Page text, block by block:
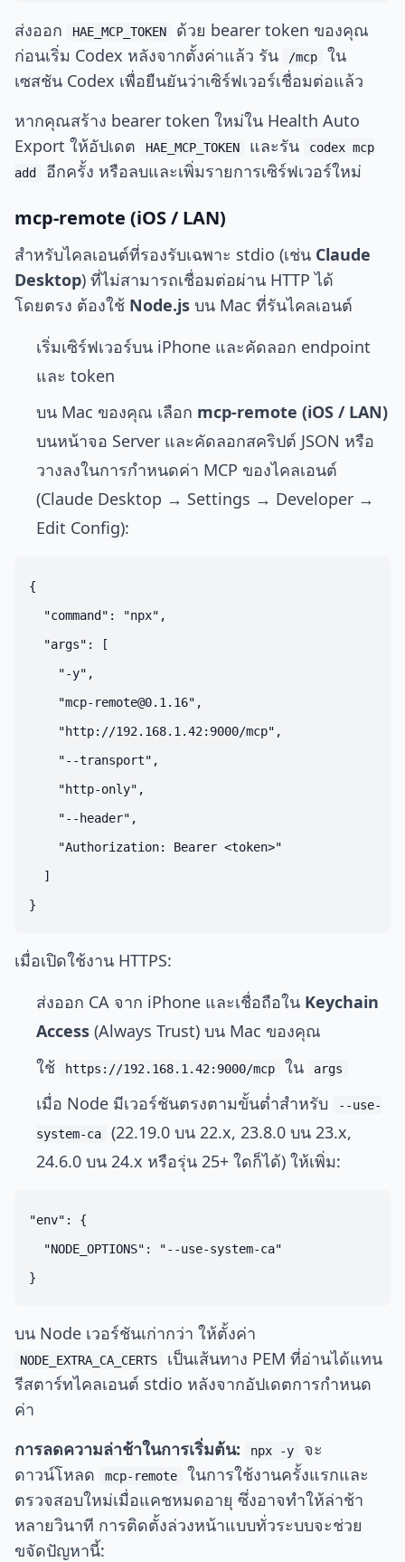
ส่งออก HAE_MCP_TOKEN
ด้วย bearer token ของคุณ
ก่อนเริ่ม Codex หลังจากตั้งค่าแล้ว รัน
/mcp
ใน
เซสชัน Codex เพื่อยืนยันว่าเซิร์ฟเวอร์เชื่อมต่อแล้ว
หากคุณสร้าง bearer token ใหม่ใน Health Auto
Export ให้อัปเดต
HAE_MCP_TOKEN และรัน
codex mcp
add
อีกครั้ง หรือลบและเพิ่มรายการเซิร์ฟเวอร์ใหม่
mcp-remote (iOS / LAN)
สำหรับไคลเอนต์ที่รองรับเฉพาะ stdio (เช่น Claude
Desktop) ที่ไม่สามารถเชื่อมต่อผ่าน HTTP ได้
โดยตรง ต้องใช้ Node.js บน Mac ที่รันไคลเอนต์
เริ่มเซิร์ฟเวอร์บน iPhone และคัดลอก endpoint
และ token
บน Mac ของคุณ เลือก mcp-remote (iOS / LAN)
บนหน้าจอ Server และคัดลอกสคริปต์ JSON หรือ
วางลงในการกำหนดค่า MCP ของไคลเอนต์
(Claude Desktop → Settings → Developer →
Edit Config):
{
  "command": "npx",
  "args": [
    "-y",
    "mcp-remote@0.1.16",
    "http://192.168.1.42:9000/mcp",
    "--transport",
    "http-only",
    "--header",
    "Authorization: Bearer <token>"
  ]
เมื่อเปิดใช้งาน HTTPS:
ส่งออก CA จาก iPhone และเชื่อถือใน Keychain
Access (Always Trust) บน Mac ของคุณ
ใช้
https://192.168.1.42:9000/mcp ใน args
เมื่อ Node มีเวอร์ชันตรงตามขั้นต่ำสำหรับ
--use-
system-ca
(22.19.0 บน 22.x, 23.8.0 บน 23.x,
24.6.0 บน 24.x หรือรุ่น 25+ ใดก็ได้) ให้เพิ่ม:
"env": {
  "NODE_OPTIONS": "--use-system-ca"
บน Node เวอร์ชันเก่ากว่า ให้ตั้งค่า
NODE_EXTRA_CA_CERTS
เป็นเส้นทาง PEM ที่อ่านได้แทน
รีสตาร์ทไคลเอนต์ stdio หลังจากอัปเดตการกำหนด
ค่า
การลดความล่าช้าในการเริ่มต้น:
npx -y
จะ
ดาวน์โหลด
mcp-remote
ในการใช้งานครั้งแรกและ
ตรวจสอบใหม่เมื่อแคชหมดอายุ ซึ่งอาจทำให้ล่าช้า
หลายวินาที การติดตั้งล่วงหน้าแบบทั่วระบบจะช่วย
ขจัดปัญหานี้: